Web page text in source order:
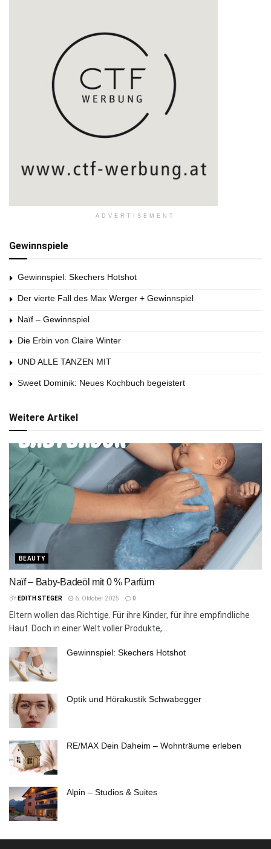
ADVERTISEMENT
Gewinnspiele
Gewinnspiel: Skechers Hotshot
Der vierte Fall des Max Werger + Gewinnspiel
Naïf – Gewinnspiel
Die Erbin von Claire Winter
UND ALLE TANZEN MIT
Sweet Dominik: Neues Kochbuch begeistert
Weitere Artikel
BEAUTY
Naïf – Baby-Badeöl mit 0 % Parfüm
BY EDITH STEGER 6. Oktober 2025 0
Eltern wollen das Richtige. Für ihre Kinder, für ihre empfindliche
Haut. Doch in einer Welt voller Produkte,...
Gewinnspiel: Skechers Hotshot
Optik und Hörakustik Schwabegger
RE/MAX Dein Daheim – Wohnträume erleben
Alpin – Studios & Suites